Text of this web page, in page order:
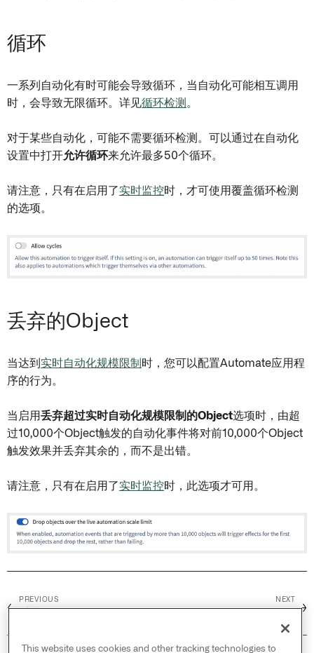
循环
一系列自动化有时可能会导致循环，当自动化可能相互调用
时，会导致无限循环。详见循环检测 。
对于某些自动化，可能不需要循环检测。可以通过在自动化
设置中打开允许循环来允许最多50个循环。
请注意，只有在启用了实时监控时，才可使用覆盖循环检测
的选项。
丢弃的Object
当达到 实时自动化规模限制 时，您可以配置Automate应用程
序的行为。
当启用丢弃超过实时自动化规模限制的Object选项时，由超
过10,000个Object触发的自动化事件将对前10,000个Object
触发效果并丢弃其余的，而不是出错。
请注意，只有在启用了实时监控时，此选项才可用。
←
PREVIOUS
重试
NEXT
Concepts /活动→
This website uses cookies and other tracking technologies to